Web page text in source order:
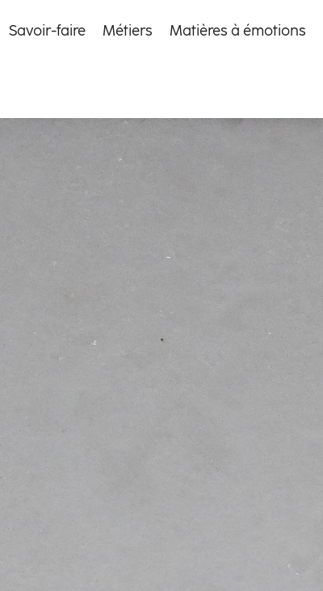
Savoir-faire Métiers Matières à émotions